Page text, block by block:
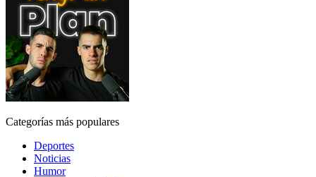
Categorías más populares
Deportes
Noticias
Humor